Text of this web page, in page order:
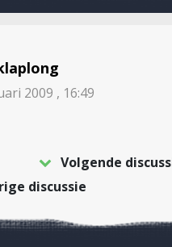
2009 , 16:49
Volgende
discussie